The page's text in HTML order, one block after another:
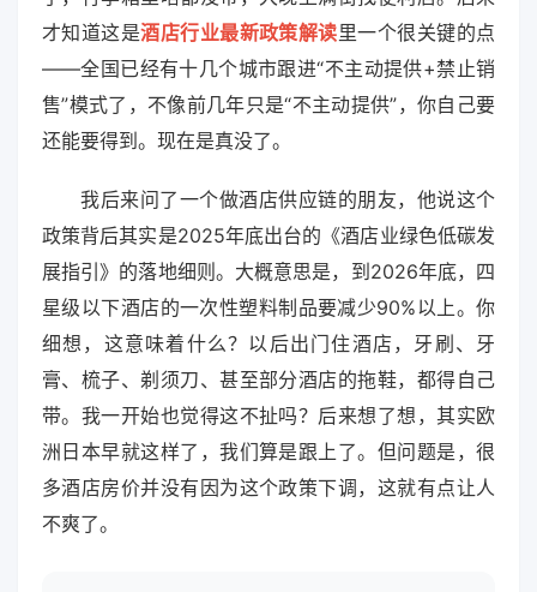
才知道这是酒店行业最新政策解读里一个很关键的点
——全国已经有十几个城市跟进“不主动提供+禁止销
售”模式了，不像前几年只是“不主动提供”，你自己要
还能要得到。现在是真没了。
我后来问了一个做酒店供应链的朋友，他说这个
政策背后其实是2025年底出台的《酒店业绿色低碳发
展指引》的落地细则。大概意思是，到2026年底，四
星级以下酒店的一次性塑料制品要减少90%以上。你
细想，这意味着什么？以后出门住酒店，牙刷、牙
膏、梳子、剃须刀、甚至部分酒店的拖鞋，都得自己
带。我一开始也觉得这不扯吗？后来想了想，其实欧
洲日本早就这样了，我们算是跟上了。但问题是，很
多酒店房价并没有因为这个政策下调，这就有点让人
不爽了。